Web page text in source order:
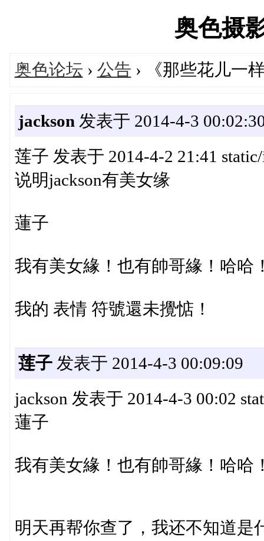
奥色摄
奥色论坛 › 公告 › 《那些花儿一
jackson 发表于 2014-4-3
莲子 发表于 2014-4-2 21:41
说明jackson有美女缘
蓮子
我有美女緣！也有帥哥緣！哈哈
我的 表情 符號還未攪惦！
莲子发表于 2014-4-3 00:09:09
jackson 发表于 2014-4-3 00:02
蓮子
我有美女緣！也有帥哥緣！哈哈
明天再帮你查了，我还不知道是